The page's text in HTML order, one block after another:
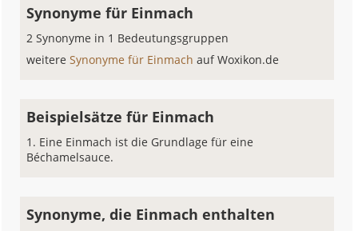
Synonyme für Einmach
2 Synonyme in 1 Bedeutungsgruppen
weitereSynonyme für Einmachauf Woxikon.de
Beispielsätze für Einmach
Eine Einmach ist die Grundlage für eine
Béchamelsauce.
Synonyme, die Einmach enthalten